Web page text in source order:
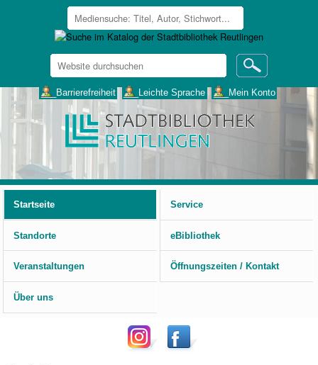
Website
durchsuchen
___Barrierefreiheit ___Leichte Sprache ___Mein Konto
Startseite
Service
Standorte eBibliothek
Veranstaltungen Öffnungszeiten / Kontakt
Über uns